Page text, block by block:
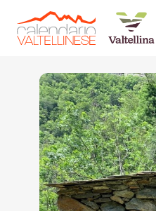
Torna indietro